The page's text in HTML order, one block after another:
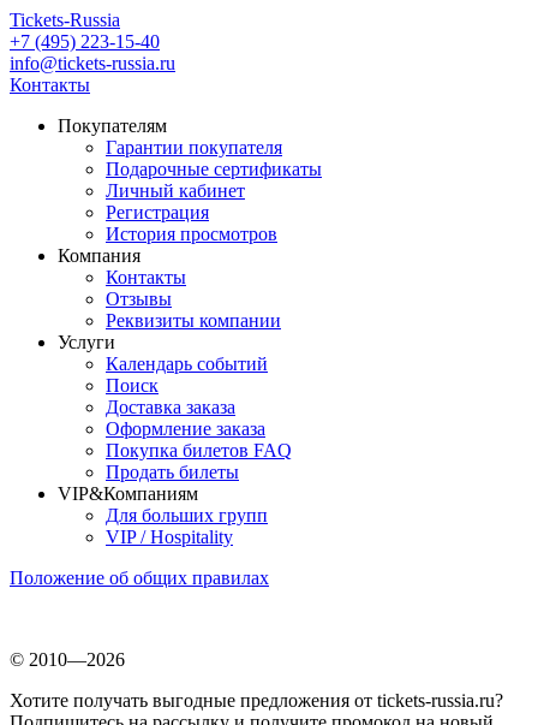
Tickets-Russia
+7 (495) 223-15-40
info@tickets-russia.ru
Контакты
Покупателям
Гарантии покупателя
Подарочные сертификаты
Личный кабинет
Регистрация
История просмотров
Компания
Контакты
Отзывы
Реквизиты компании
Услуги
Календарь событий
Поиск
Доставка заказа
Оформление заказа
Покупка билетов FAQ
Продать билеты
VIP&Компаниям
Для больших групп
VIP / Hospitality
Положение об общих правилах
© 2010—2026
Хотите получать выгодные предложения от tickets-russia.ru?